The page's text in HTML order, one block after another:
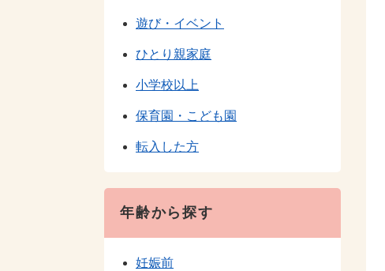
遊び・イベント
ひとり親家庭
小学校以上
保育園・こども園
転入した方
年齢から探す
妊娠前